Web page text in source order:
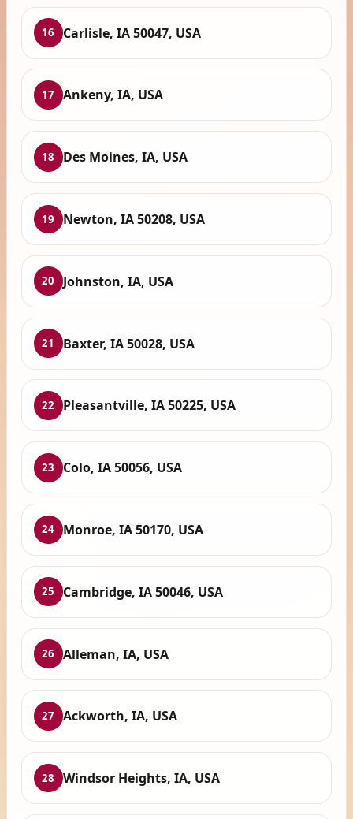
16 Carlisle, IA 50047, USA
17 Ankeny, IA, USA
18 Des Moines, IA, USA
19 Newton, IA 50208, USA
20 Johnston, IA, USA
21 Baxter, IA 50028, USA
22 Pleasantville, IA 50225, USA
23 Colo, IA 50056, USA
24 Monroe, IA 50170, USA
25 Cambridge, IA 50046, USA
26 Alleman, IA, USA
27 Ackworth, IA, USA
28 Windsor Heights, IA, USA